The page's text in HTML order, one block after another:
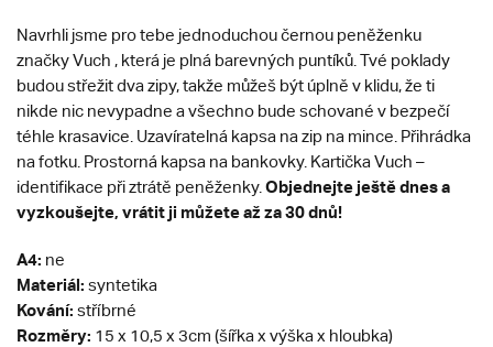
Navrhli jsme pro tebe jednoduchou černou peněženku
značky Vuch , která je plná barevných puntíků. Tvé poklady
budou střežit dva zipy, takže můžeš být úplně v klidu, že ti
nikde nic nevypadne a všechno bude schované v bezpečí
téhle krasavice. Uzavíratelná kapsa na zip na mince. Přihrádka
na fotku. Prostorná kapsa na bankovky. Kartička Vuch –
identifikace při ztrátě peněženky. Objednejte ještě dnes a
vyzkoušejte, vrátit ji můžete až za 30 dnů!
A4: ne
Materiál: syntetika
Kování: stříbrné
Rozměry: 15 x 10,5 x 3cm (šířka x výška x hloubka)